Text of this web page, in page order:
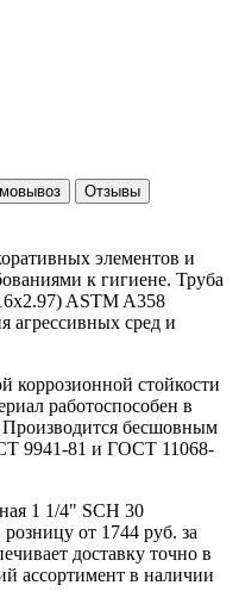
Отзывы
элементов и
к гигиене. Труба
ASTM A358
агрессивных сред и
коррозионной стойкости
работоспособен в
Производится бесшовным
9941-81 и ГОСТ 11068-
1 1/4" SCH 30
от 1744 руб. за
доставку точно в
ассортимент в наличии